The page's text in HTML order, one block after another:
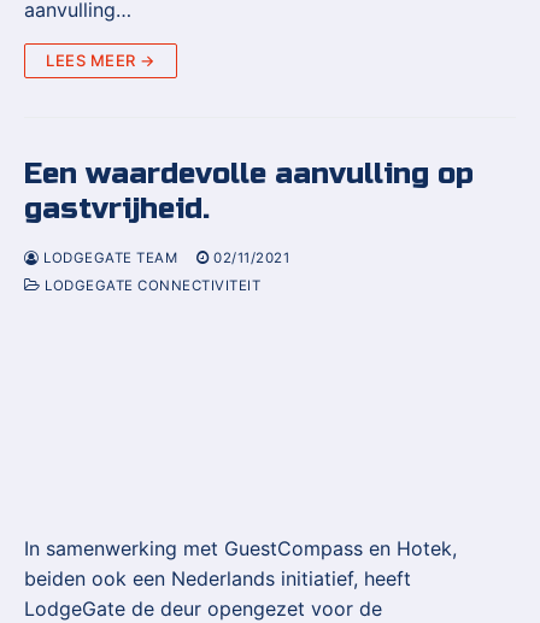
aanvulling…
LEES MEER →
Een waardevolle aanvulling op
gastvrijheid.
LODGEGATE TEAM
02/11/2021
LODGEGATE CONNECTIVITEIT
In samenwerking met GuestCompass en Hotek,
beiden ook een Nederlands initiatief, heeft
LodgeGate de deur opengezet voor de